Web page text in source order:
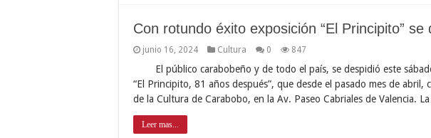
Con rotundo éxito exposición “El Principito”
junio 16, 2024 Cultura 0 847
El público carabobeño y de todo el país, se despidió este
“El Principito, 81 años después”, que desde el pasado mes de abril,
de la Cultura de Carabobo, en la Av. Paseo Cabriales de Valencia.
Leer mas...